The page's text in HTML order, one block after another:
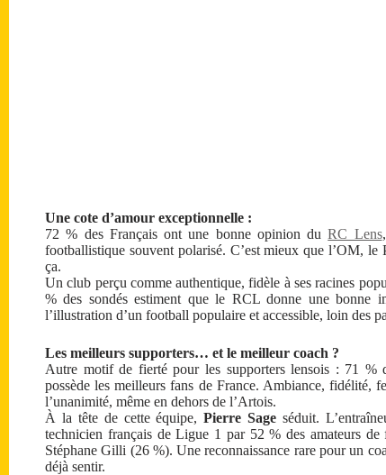
Une cote d’amour exceptionnelle :
72 % des Français ont une bonne opinion duRC Lens
footballistique souvent polarisé. C’est mieux que l’OM,
ça.
Un club perçu comme authentique, fidèle à ses racines
% des sondés estiment que le RCL donne une
l’illustration d’un football populaire et accessible, loin des
Les meilleurs supporters… et le meilleur coach ?
Autre motif de fierté pour les supporters lensois : 71 %
possède les meilleurs fans de France. Ambiance, fidélité,
l’unanimité, même en dehors de l’Artois.
À la tête de cette équipe,Pierre Sage séduit.
technicien français de Ligue 1 par 52 % des amateurs
Stéphane Gilli (26 %). Une reconnaissance rare pour un
déjà sentir.